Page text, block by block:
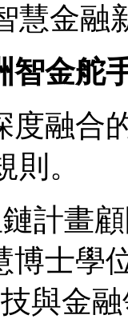
慧金融
智金舵
度融合
。
鏈計畫
博士學
與金